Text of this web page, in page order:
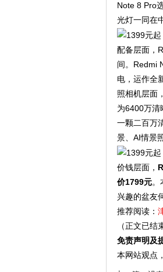
Note 8 Pro
光灯一同在
配备层面，
间。Redmi
电，运作全
照相机层面
为6400万清
一颗二百万
景、AI情景
价钱层面，
价1799元。
兴趣的盆友
推荐阅读：
（正文已结
免责声明及
本网站观点